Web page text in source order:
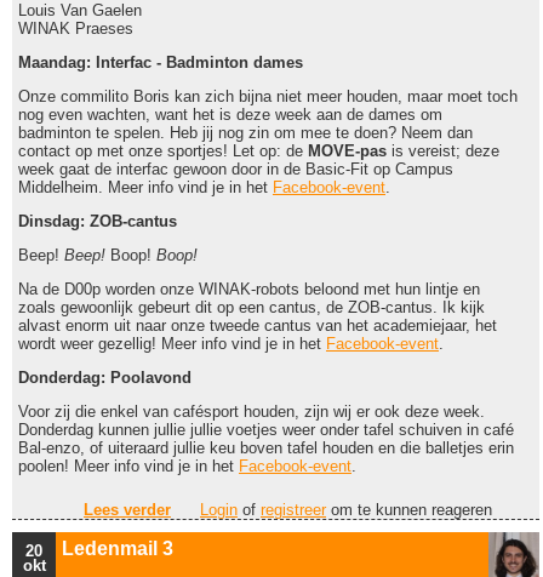
Louis Van Gaelen
WINAK Praeses
Maandag: Interfac - Badminton dames
Onze commilito Boris kan zich bijna niet meer houden, maar moet toch
nog even wachten, want het is deze week aan de dames om
badminton te spelen. Heb jij nog zin om mee te doen? Neem dan
contact op met onze sportjes! Let op: de MOVE-pas is vereist; deze
week gaat de interfac gewoon door in de Basic-Fit op Campus
Middelheim. Meer info vind je in het Facebook-event.
Dinsdag: ZOB-cantus
Beep! Beep! Boop! Boop!
Na de D00p worden onze WINAK-robots beloond met hun lintje en
zoals gewoonlijk gebeurt dit op een cantus, de ZOB-cantus. Ik kijk
alvast enorm uit naar onze tweede cantus van het academiejaar, het
wordt weer gezellig! Meer info vind je in het Facebook-event.
Donderdag: Poolavond
Voor zij die enkel van cafésport houden, zijn wij er ook deze week.
Donderdag kunnen jullie jullie voetjes weer onder tafel schuiven in café
Bal-enzo, of uiteraard jullie keu boven tafel houden en die balletjes erin
poolen! Meer info vind je in het Facebook-event.
Lees verder over Ledenmail 4
Login of registreerom te kunnen reageren
20
okt
Ledenmail 3